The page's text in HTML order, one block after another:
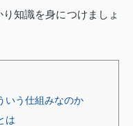
知識を身につけましょ
いう仕組みなのか
は